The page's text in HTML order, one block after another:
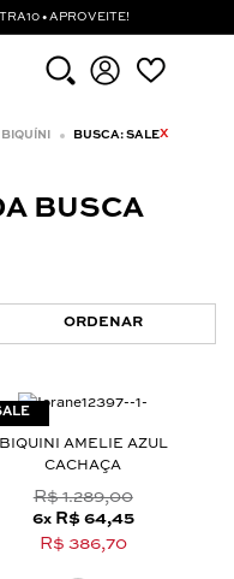
• APROVEITE!
BIQUÍNI BUSCA: SALEX
BUSCA
ORDENAR
BIQUINI AMELIE AZUL
CACHAÇA
R$ 1.289,00
6x R$ 64,45
R$ 386,70